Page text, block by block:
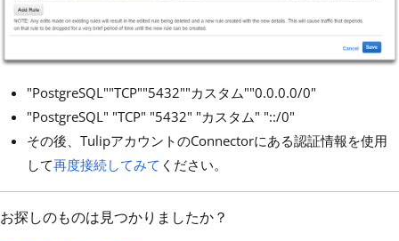
"PostgreSQL""TCP""5432""カスタム""0.0.0.0/0"
"PostgreSQL" "TCP" "5432" "カスタム" "::/0"
その後、TulipアカウントのConnectorにある認証情報を使用
して再度接続してみて ください。
お探しのものは見つかりましたか？